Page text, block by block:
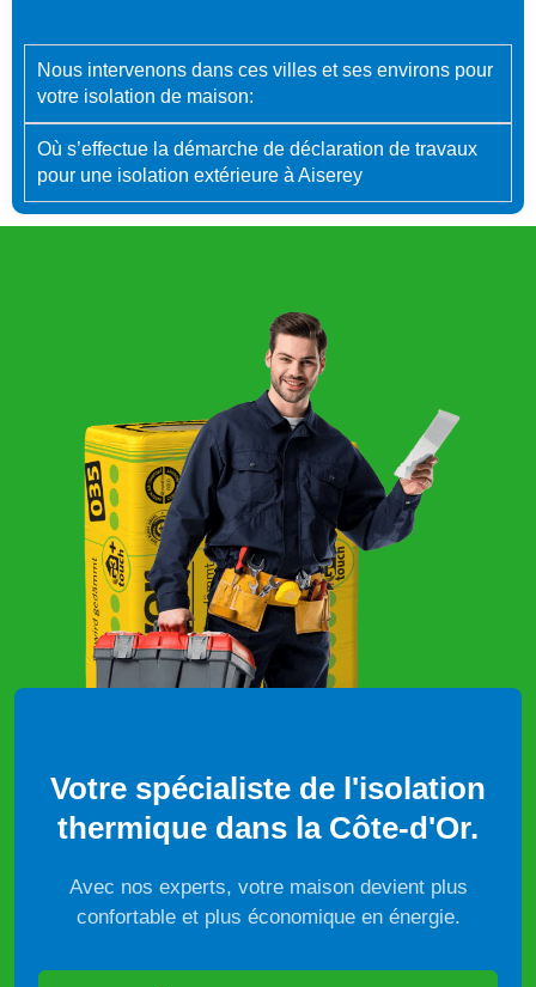
Nous intervenons dans ces villes et ses environs pour
votre isolation de maison:
Où s’effectue la démarche de déclaration de travaux
pour une isolation extérieure à Aiserey
Votre spécialiste de l'isolation
thermique dans la Côte-d'Or.
Avec nos experts, votre maison devient plus
confortable et plus économique en énergie.